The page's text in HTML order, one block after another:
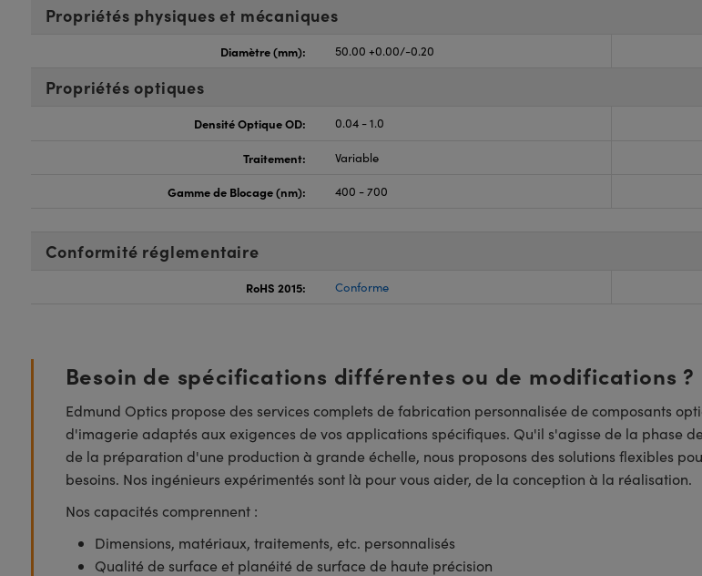
Propriétés physiques et mécaniques
Diamètre (mm): 50.00 +0.00/-0.20
Propriétés optiques
Densité Optique OD: 0.04 - 1.0
Traitement: Variable
Gamme de Blocage (nm): 400 - 700
Conformité réglementaire
RoHS 2015: Conforme
Besoin de spécifications différentes ou de modifications ?
Edmund Optics propose des services complets de fabrication personnalisée de composants
d'imagerie adaptés aux exigences de vos applications spécifiques. Qu'il s'agisse de la phase
de la préparation d'une production à grande échelle, nous proposons des solutions flexibles
besoins. Nos ingénieurs expérimentés sont là pour vous aider, de la conception à la réalisation.
Nos capacités comprennent :
Dimensions, matériaux, traitements, etc. personnalisés
Qualité de surface et planéité de surface de haute précision